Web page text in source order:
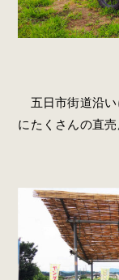
五日市街道沿い
にたくさんの直